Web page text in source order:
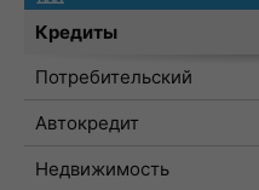
Кредиты
Потребительский
Автокредит
Недвижимость